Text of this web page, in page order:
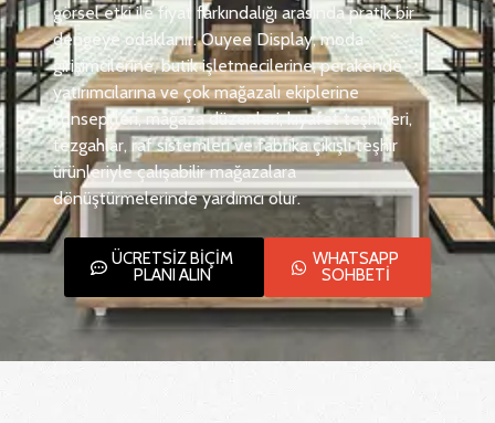
görsel etki ile fiyat farkındalığı arasında pratik bir
dengeye odaklanır. Ouyee Display, moda
girişimcilerine, butik işletmecilerine, perakende
yatırımcılarına ve çok mağazalı ekiplerine
konseptleri, mağaza düzenleri, kıyafet teşhirleri,
tezgahlar, raf sistemleri ve fabrika çıkışlı teşhir
ürünleriyle çalışabilir mağazalara
dönüştürmelerinde yardımcı olur.
ÜCRETSİZ BİÇİM
PLANI ALIN
WHATSAPP
SOHBETİ